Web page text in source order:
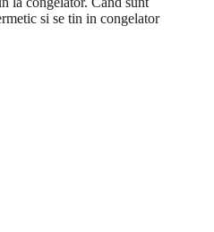
si se tin in congelator